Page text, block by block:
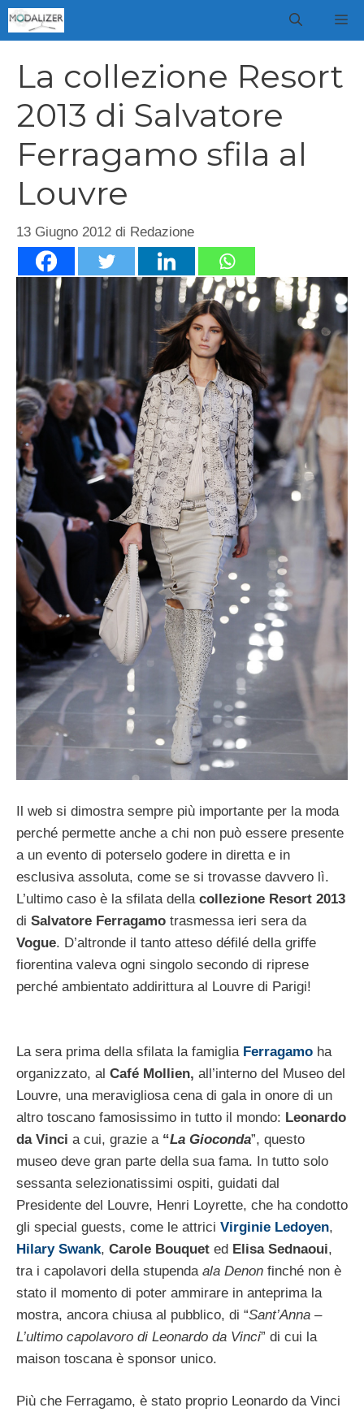
Vai
al
La collezione Resort
2013 di Salvatore
Ferragamo sfila al
Louvre
13 Giugno 2012 di Redazione
Il web si dimostra sempre più importante per la moda
perché permette anche a chi non può essere presente
a un evento di poterselo godere in diretta e in
esclusiva assoluta, come se si trovasse davvero lì.
L’ultimo caso è la sfilata della collezione Resort 2013
di Salvatore Ferragamo trasmessa ieri sera da
Vogue. D’altronde il tanto atteso défilé della griffe
fiorentina valeva ogni singolo secondo di riprese
perché ambientato addirittura al Louvre di Parigi!
La sera prima della sfilata la famiglia Ferragamo ha
organizzato, al Café Mollien, all’interno del Museo del
Louvre, una meravigliosa cena di gala in onore di un
altro toscano famosissimo in tutto il mondo: Leonardo
da Vinci a cui, grazie a “La Gioconda”, questo
museo deve gran parte della sua fama. In tutto solo
sessanta selezionatissimi ospiti, guidati dal
Presidente del Louvre, Henri Loyrette, che ha condotto
gli special guests, come le attrici Virginie Ledoyen,
Hilary Swank, Carole Bouquet ed Elisa Sednaoui,
tra i capolavori della stupenda ala Denon finché non è
stato il momento di poter ammirare in anteprima la
mostra, ancora chiusa al pubblico, di “Sant’Anna –
L’ultimo capolavoro di Leonardo da Vinci” di cui la
maison toscana è sponsor unico.
Più che Ferragamo, è stato proprio Leonardo da Vinci